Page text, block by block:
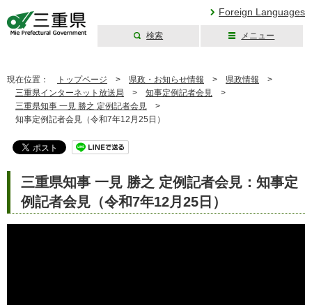
Foreign Languages
検索 メニュー
現在位置： トップページ > 県政・お知らせ情報 > 県政情報 >
三重県インターネット放送局 > 知事定例記者会見 >
三重県知事 一見 勝之 定例記者会見 >
知事定例記者会見（令和7年12月25日）
三重県知事 一見 勝之 定例記者会見：知事定
例記者会見（令和7年12月25日）